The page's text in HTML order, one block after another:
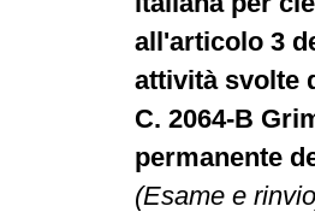
all'articolo 3
attività svolte
C. 2064-B
permanente
(Esame e